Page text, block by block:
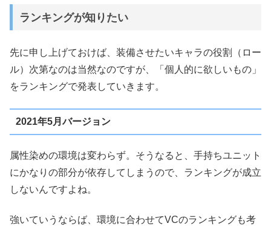
ランキングが知りたい
先に申し上げておけば、装備させたいキャラの役割（ロー
ル）次第なのは当然なのですが、「個人的に欲しいもの」
をランキングで発表していきます。
2021年5月バージョン
属性染めの環境は変わらず。そうなると、手持ちユニット
にかなりの部分が依存してしまうので、ランキングが成立
しないんですよね。
強いていうならば、環境に合わせてVCのランキングも考